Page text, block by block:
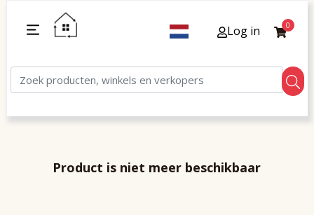
Log in 0
Product is niet meer beschikbaar